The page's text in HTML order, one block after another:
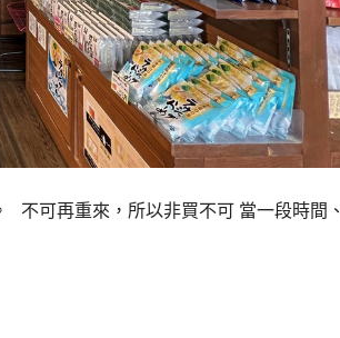
不可再重來，所以非買不可 當一段時間、